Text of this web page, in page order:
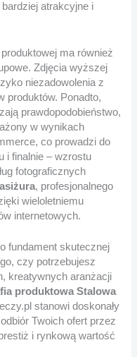
atrakcyjne i
ma również
Zdjęcia wyższej
niezadowolenia z
produktów. Ponadto,
prawdopodobieństwo,
w wynikach
co prowadzi do
i finalnie – wzrostu
fotograficznych
, profesjonalnego
wieloletniemu
internetowych.
fundament skutecznej
czy potrzebujesz
kreatywnych aranżacji
produktowa Stalowa
stanowi doskonały
Twoich ofert przez
i rynkową wartość